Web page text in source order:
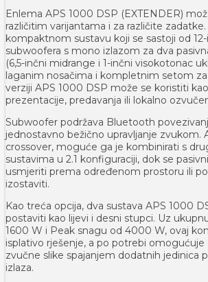
Enlema APS 1000 DSP (EXTENDER)
različitim varijantama i za različite zadatke.
kompaktnom sustavu koji se sastoji od
subwoofera s mono izlazom za dva
(6,5-inčni midrange i 1-inčni visokotonac
laganim nosačima i kompletnim setom za
verziji APS 1000 DSP može se koristiti
prezentacije, predavanja ili lokalno
Subwoofer podržava Bluetooth
jednostavno bežično upravljanje zvukom.
crossover, moguće ga je kombinirati s
sustavima u 2.1 konfiguraciji, dok se
usmjeriti prema određenom prostoru ili
izostaviti.
Kao treća opcija, dva sustava APS 1000
postaviti kao lijevi i desni stupci. Uz
1600 W i Peak snagu od 4000 W, ovaj
isplativo rješenje, a po potrebi omogućuje
zvučne slike spajanjem dodatnih jedinica
izlaza.